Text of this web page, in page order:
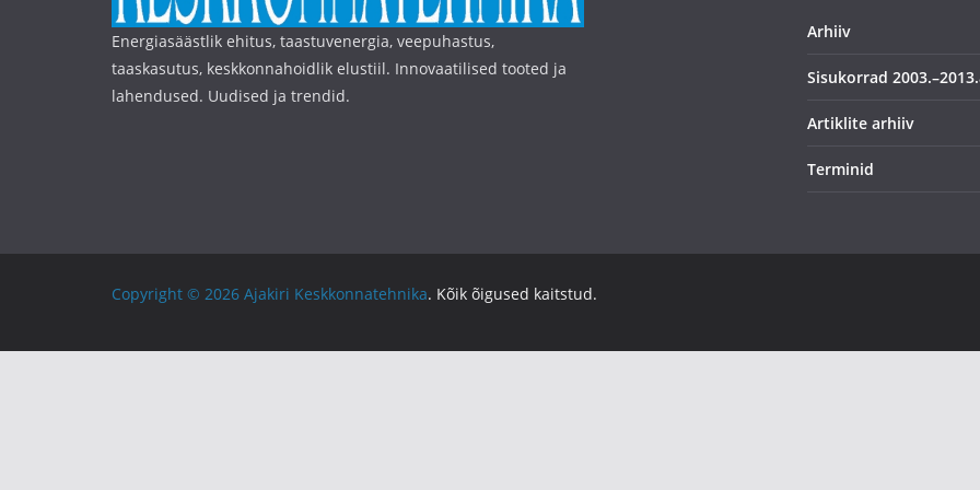
Energiasäästlik ehitus, taastuvenergia, veepuhastus,
taaskasutus, keskkonnahoidlik elustiil. Innovaatilised tooted ja
lahendused. Uudised ja trendid.
Arhiiv
Sisukorrad
Artiklite arhiiv
Terminid
Copyright © 2026 Ajakiri Keskkonnatehnika. Kõik õigused kaitstud.